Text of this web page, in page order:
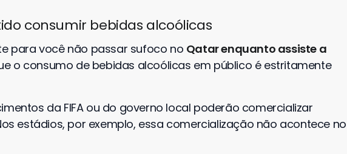
consumir bebidas alcoólicas
para você não passar sufoco no Qatar enquanto assiste a
o consumo de bebidas alcoólicas em público é estritamente
da FIFA ou do governo local poderão comercializar
estádios, por exemplo, essa comercialização não acontece no